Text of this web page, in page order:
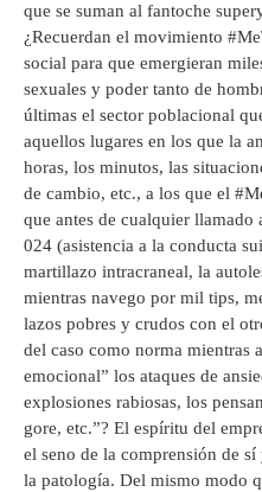
que se suman al fantoche
¿Recuerdan el movimiento
social para que emergieran
sexuales y poder tanto de
últimas el sector poblacional
aquellos lugares en los que la
horas, los minutos, las
de cambio, etc., a los que el
que antes de cualquier
024 (asistencia a la conducta
martillazo intracraneal, la
mientras navego por mil tips,
lazos pobres y crudos con el
del caso como norma mientras
emocional” los ataques de
explosiones rabiosas, los
gore, etc.”? El espíritu del
el seno de la comprensión de
la patología. Del mismo modo